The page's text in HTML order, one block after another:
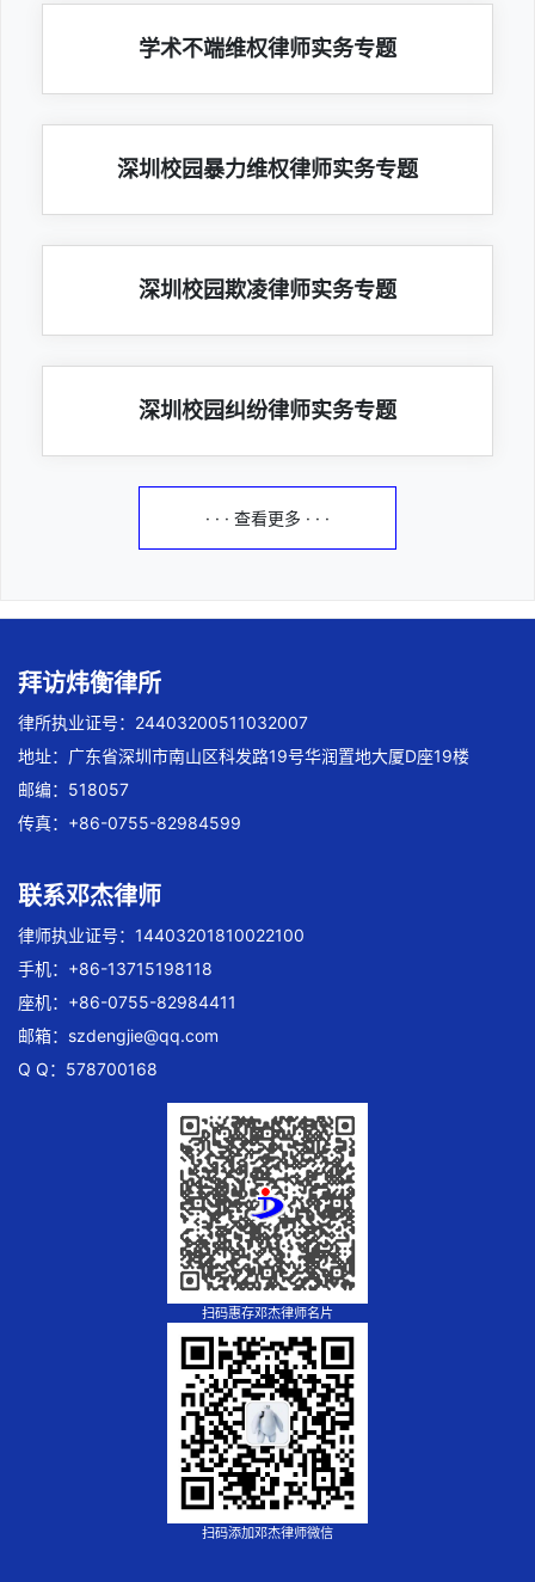
学术不端维权律师实务专题
深圳校园暴力维权律师实务专题
深圳校园欺凌律师实务专题
深圳校园纠纷律师实务专题
· · · 查看更多 · · ·
拜访炜衡律所
律所执业证号：24403200511032007
地址：广东省深圳市南山区科发路19号华润置地大厦D座19楼
邮编：518057
传真：+86-0755-82984599
联系邓杰律师
律师执业证号：14403201810022100
手机：+86-13715198118
座机：+86-0755-82984411
邮箱： szdengjie@qq.com
Q Q：578700168
扫码惠存邓杰律师名片
扫码添加邓杰律师微信